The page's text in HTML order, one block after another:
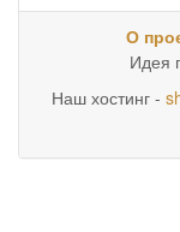
О
Идея
Наш хостинг -